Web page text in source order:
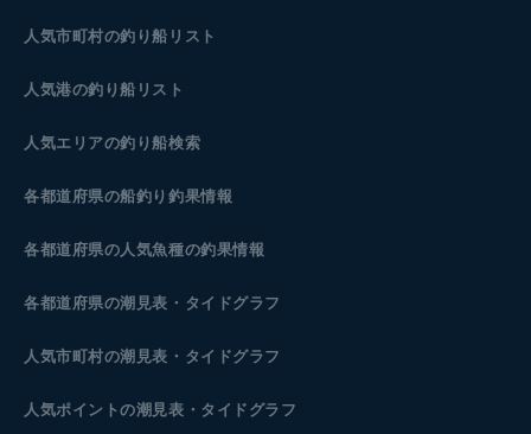
人気市町村の釣り船リスト
人気港の釣り船リスト
人気エリアの釣り船検索
各都道府県の船釣り釣果情報
各都道府県の人気魚種の釣果情報
各都道府県の潮見表 ・タイドグラフ
人気市町村の潮見表・タイドグラフ
人気ポイントの潮見表・タイドグラフ